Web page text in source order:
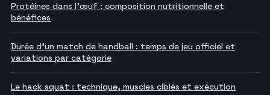
Protéines dans l'œuf : composition nutritionnelle et
bénéfices
Durée d'un match de handball : temps de jeu officiel et
variations par catégorie
Le hack squat : technique, muscles ciblés et exécution